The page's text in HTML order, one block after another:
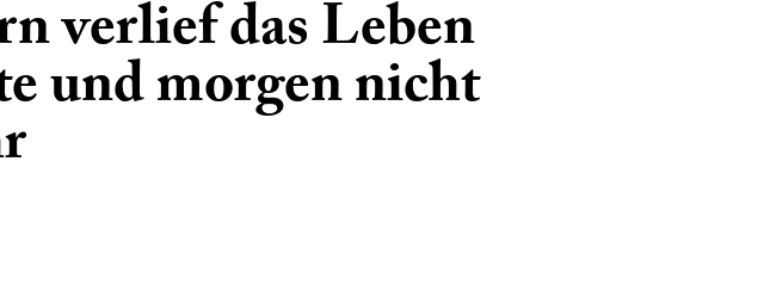
verlief das Leben
und morgen nicht